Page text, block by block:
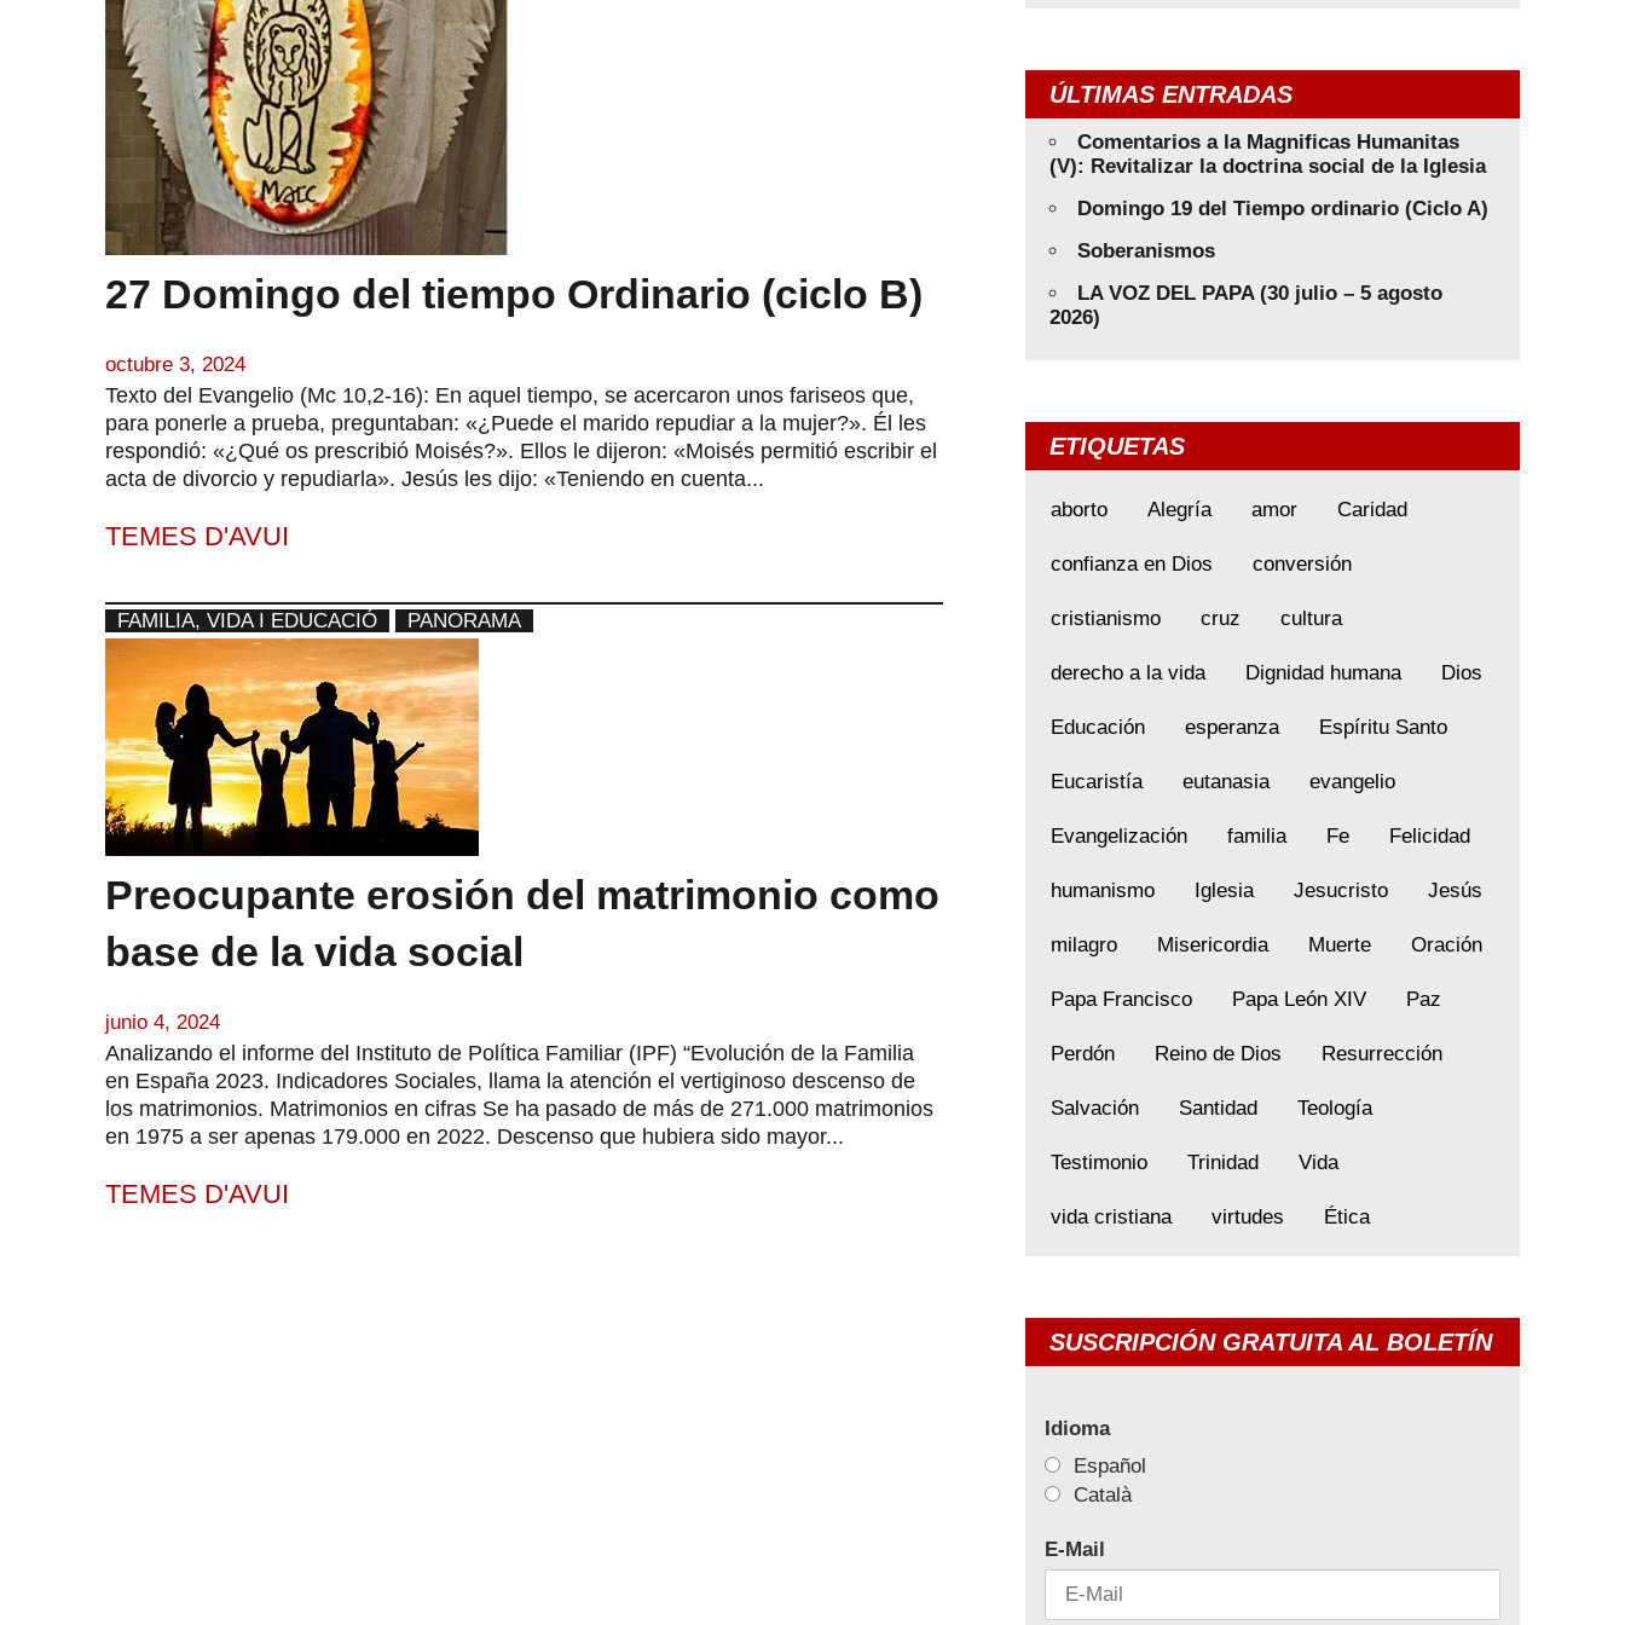
27 Domingo del tiempo Ordinario (ciclo B)
octubre 3, 2024
Texto del Evangelio (Mc 10,2-16): En aquel tiempo, se acercaron unos fariseos que,
para ponerle a prueba, preguntaban: «¿Puede el marido repudiar a la mujer?». Él les
respondió: «¿Qué os prescribió Moisés?». Ellos le dijeron: «Moisés permitió escribir el
acta de divorcio y repudiarla». Jesús les dijo: «Teniendo en cuenta...
TEMES D'AVUI
FAMILIA, VIDA I EDUCACIÓ PANORAMA
Preocupante erosión del matrimonio como
base de la vida social
junio 4, 2024
Analizando el informe del Instituto de Política Familiar (IPF) “Evolución de la Familia
en España 2023. Indicadores Sociales, llama la atención el vertiginoso descenso de
los matrimonios. Matrimonios en cifras Se ha pasado de más de 271.000 matrimonios
en 1975 a ser apenas 179.000 en 2022. Descenso que hubiera sido mayor...
TEMES D'AVUI
ÚLTIMAS ENTRADAS
Comentarios a la Magnificas Humanitas
(V): Revitalizar la doctrina social de la Iglesia
Domingo 19 del Tiempo ordinario (Ciclo A)
Soberanismos
LA VOZ DEL PAPA (30 julio – 5 agosto
2026)
ETIQUETAS
aborto Alegría amor Caridad
confianza en Dios conversión
cristianismo cruz cultura
derecho a la vida Dignidad humana Dios
Educación esperanza Espíritu Santo
Eucaristía eutanasia evangelio
Evangelización familia Fe Felicidad
humanismo Iglesia Jesucristo Jesús
milagro Misericordia Muerte Oración
Papa Francisco Papa León XIV Paz
Perdón Reino de Dios Resurrección
Salvación Santidad Teología
Testimonio Trinidad Vida
vida cristiana virtudes Ética
SUSCRIPCIÓN GRATUITA AL BOLETÍN
Idioma
Español
Català
E-Mail